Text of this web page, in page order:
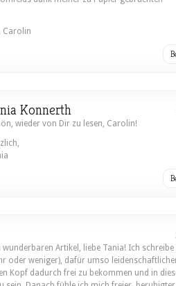
Carolin
Konnerth
wieder von Dir zu lesen, Carolin!
wunderbaren Artikel, liebe Tania! Ich schreibe
oder weniger), dafür umso
Kopf dadurch frei zu bekommen und in